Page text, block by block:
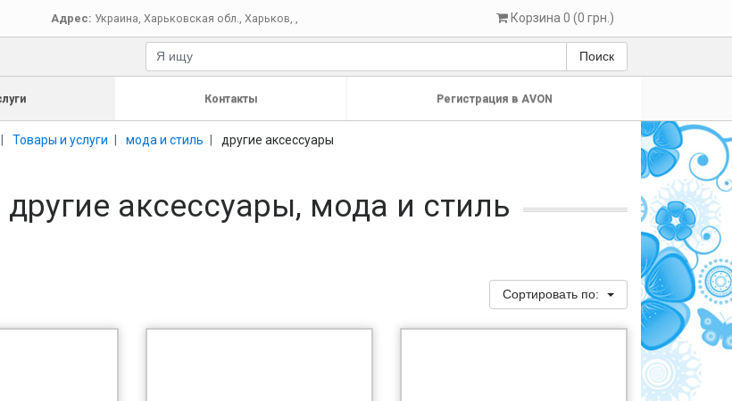
Адрес: Украина Харьковская обл. Харьков Корзина 0 (0 грн.)
Поиск
Контакты Регистрация в AVON
Товары и услуги мода и стиль другие аксессуары
другие аксессуары, мода и стиль
Сортировать по: